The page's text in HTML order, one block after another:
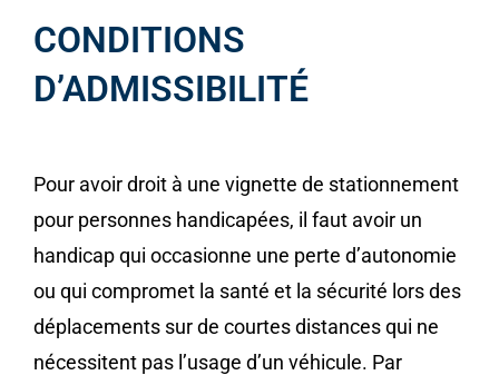
CONDITIONS
D’ADMISSIBILITÉ
Pour avoir droit à une vignette de stationnement
pour personnes handicapées, il faut avoir un
handicap qui occasionne une perte d’autonomie
ou qui compromet la santé et la sécurité lors des
déplacements sur de courtes distances qui ne
nécessitent pas l’usage d’un véhicule. Par